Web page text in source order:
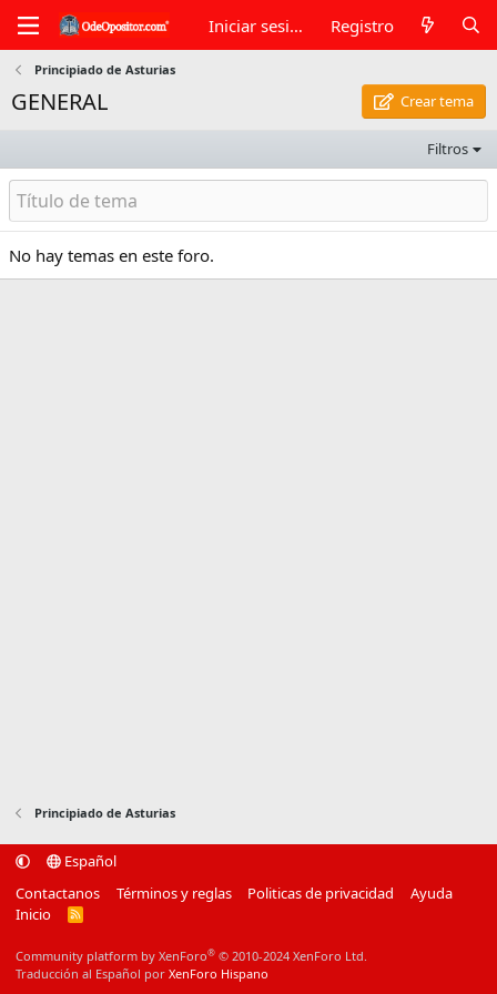
Iniciar sesión Registro
Principiado de Asturias
GENERAL Crear tema
Filtros
No hay temas en este foro.
Principiado de Asturias
Español
Contactanos
Términos y reglas Politicas de privacidad
Ayuda
Inicio
R
Community platform by XenForo® © 2010-2024 XenForo Ltd.
Traducción al Español por XenForo Hispano